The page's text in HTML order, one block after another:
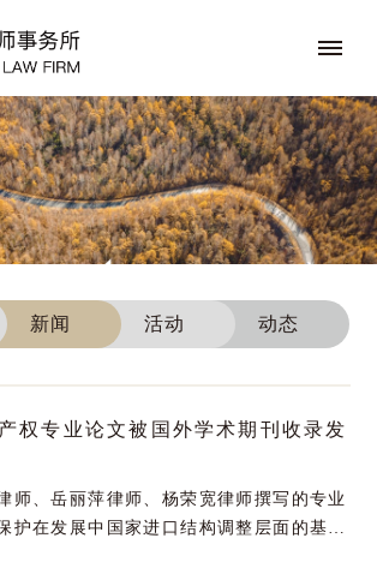
新闻 活动 动态
权专业论文被国外学术期刊收录发
师、岳丽萍律师、杨荣宽律师撰写的专业
护在发展中国家进口结构调整层面的基础
Legal Analysis of Intellectual